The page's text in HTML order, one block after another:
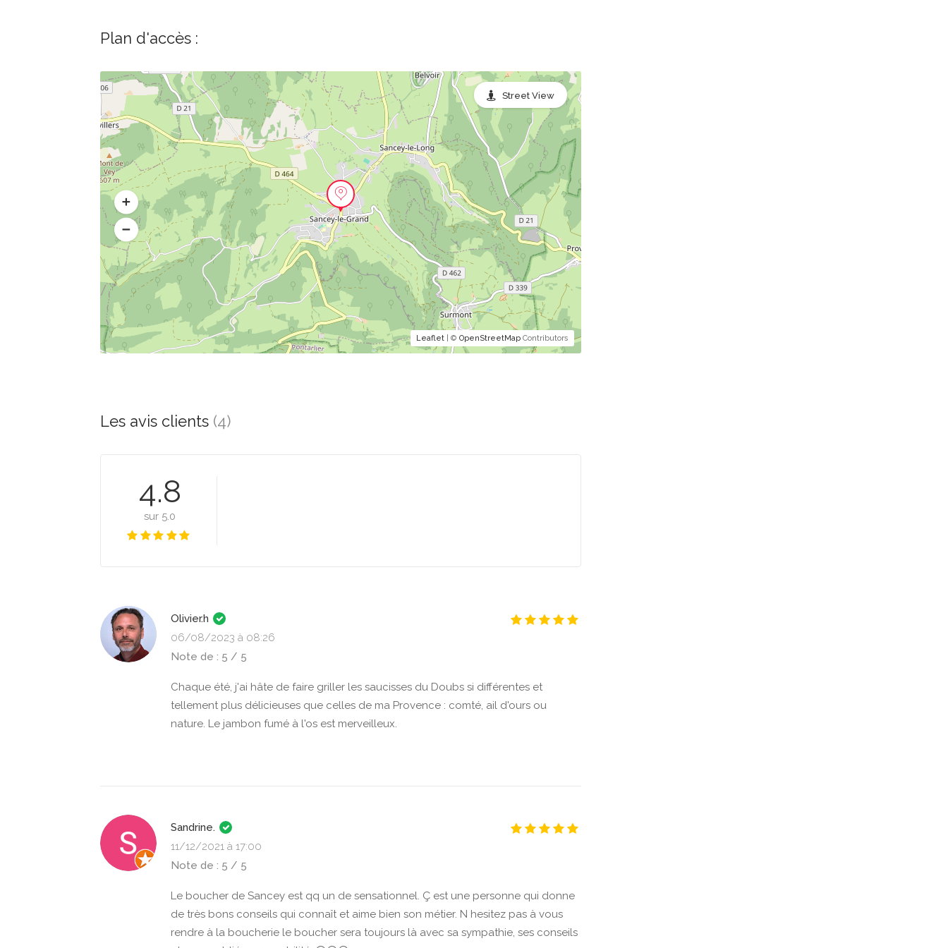
Plan d'accès :
Leaflet| © OpenStreetMapContributors
Street View
Les avis clients (4)
4.8
sur 5.0
Olivier.h
06/08/2023 à 08:26
Note de : 5 / 5
Chaque été, j'ai hâte de faire griller les saucisses du Doubs si différentes et
tellement plus délicieuses que celles de ma Provence : comté, ail d'ours ou
nature. Le jambon fumé à l'os est merveilleux.
Sandrine.
11/12/2021 à 17:00
Note de : 5 / 5
Le boucher de Sancey est qq un de sensationnel. Ç est une personne qui donne
de très bons conseils qui connaît et aime bien son métier. N hesitez pas à vous
rendre à la boucherie le boucher sera toujours là avec sa sympathie, ses conseils